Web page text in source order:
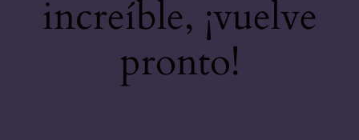
increíble, ¡vuelve
pronto!